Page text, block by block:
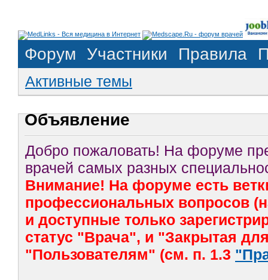
Форум Участники Правила
Активные темы
Объявление
Добро пожаловать! На форуме
врачей самых разных
Внимание! На форуме есть
профессиональных вопросов
и доступные только
статус "Врача", и "Закрытая
"Пользователям" (см. п. 1.3